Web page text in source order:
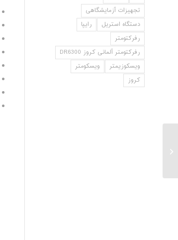
تجهیزات آزمایشگاهی
دستگاه استریل
رایپا
رفرکتومتر
رفرکتومتر آلمانی کروز DR6300
ویسکوزیمتر
ویسکومتر
کروز